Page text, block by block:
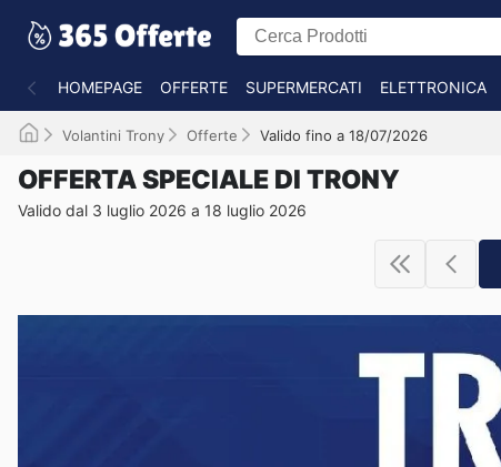
HOMEPAGE OFFERTE SUPERMERCATI ELETTRONICA
Volantini Trony Offerte Valido fino a 18/07/2026
OFFERTA SPECIALE DI TRONY
Valido dal 3 luglio 2026 a 18 luglio 2026